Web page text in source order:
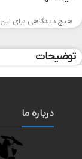
هیچ دیدگاهی برای
توضیحات
درباره ما